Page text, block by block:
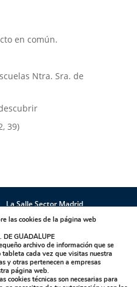
en común.
Ntra. Sra. de
39)
La Salle Sector Madrid
La Salle Arucas
La Salle Corral
Salle Institución
La Salle La Paloma
La Salle Plasencia
las cookies de la página web
DE GUADALUPE
archivo de información que se
cada vez que visitas nuestra
y otras pertenecen a empresas
página web.
cookies técnicas son necesarias para